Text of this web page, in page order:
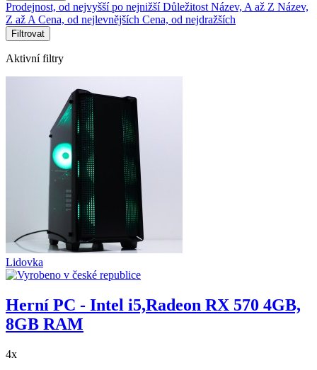
Prodejnost, od nejvyšší po nejnižší DůležitostNázev, A až Z Název,
Z až ACena, od nejlevnějších Cena, od nejdražších
Filtrovat
Aktivní filtry
Lidovka
Herní PC - Intel i5,Radeon RX 570 4GB,
8GB RAM
4x